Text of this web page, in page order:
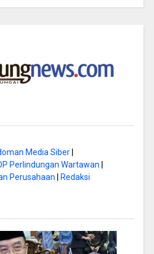
Media Siber|
Perlindungan Wartawan
Perusahaan
Redaksi